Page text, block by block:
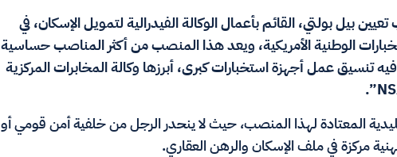
بيل بولتي، القائم بأعمال الوكالة الفيدرالية لتمويل الإسكان، في
الوطنية الأمريكية، ويعد هذا المنصب من أكثر المناصب حساسية
تنسيق عمل أجهزة استخبارات كبرى، أبرزها وكالة المخابرات المركزية
المعتادة لهذا المنصب، حيث لا ينحدر الرجل من خلفية أمن قومي أو
مركزة في ملف الإسكان والرهن العقاري.